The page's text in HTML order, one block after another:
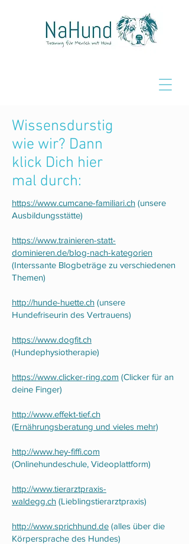
Wissensdurstig
wie wir? Dann
klick Dich hier
mal durch:
https://www.cumcane-familiari.ch (unsere
Ausbildungsstätte)
https://www.trainieren-statt-
dominieren.de/blog-nach-kategorien
(Interssante Blogbeträge zu verschiedenen
Themen)
http://hunde-huette.ch (unsere
Hundefriseurin des Vertrauens)
https://www.dogfit.ch
(Hundephysiotherapie)
https://www.clicker-ring.com (Clicker für an
deine Finger)
http://www.effekt-tief.ch
(Ernährungsberatung und vieles mehr)
http://www.hey-fiffi.com
(Onlinehundeschule, Videoplattform)
http://www.tierarztpraxis-
waldegg.ch (Lieblingstierarztpraxis)
http://www.sprichhund.de (alles über die
Körpersprache des Hundes)